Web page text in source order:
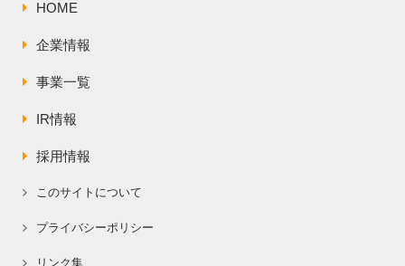
HOME
企業情報
事業一覧
IR情報
採用情報
このサイトについて
プライバシーポリシー
リンク集